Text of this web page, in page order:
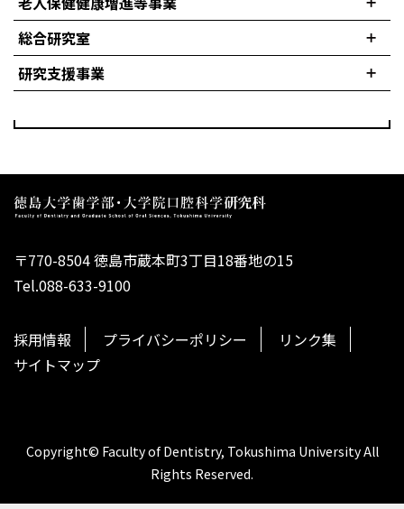
総合研究室
研究支援事業
〒770-8504 徳島市蔵本町3丁目18番地の15
Tel.088-633-9100
採用情報 プライバシーポリシー
リンク集
サイトマップ
Copyright© Faculty of Dentistry, Tokushima University All
Rights Reserved.